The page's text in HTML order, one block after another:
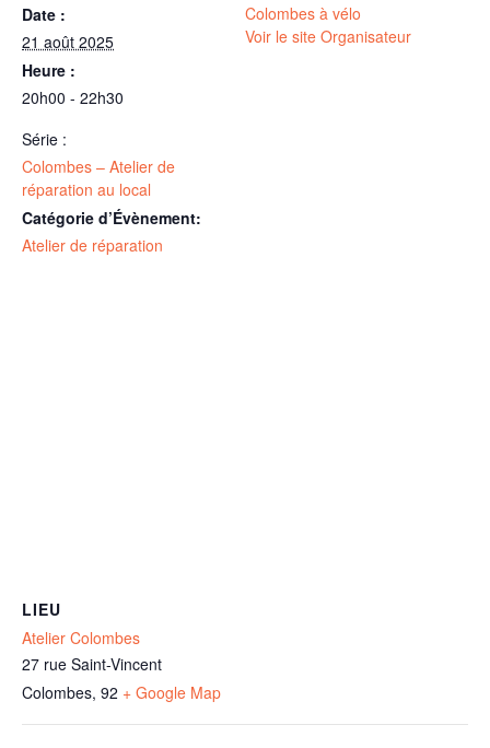
Date :
21 août 2025
Heure :
20h00 - 22h30
Série :
Colombes – Atelier de
réparation au local
Catégorie d’Évènement:
Atelier de réparation
Colombes à vélo
Voir le site Organisateur
LIEU
Atelier Colombes
27 rue Saint-Vincent
Colombes, 92 + Google Map